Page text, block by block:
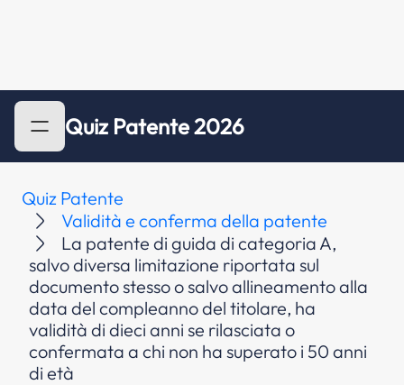
Quiz Patente 2026
Quiz Patente
Validità e conferma della patente
La patente di guida di categoria A,
salvo diversa limitazione riportata sul
documento stesso o salvo allineamento alla
data del compleanno del titolare, ha
validità di dieci anni se rilasciata o
confermata a chi non ha superato i 50 anni
di età